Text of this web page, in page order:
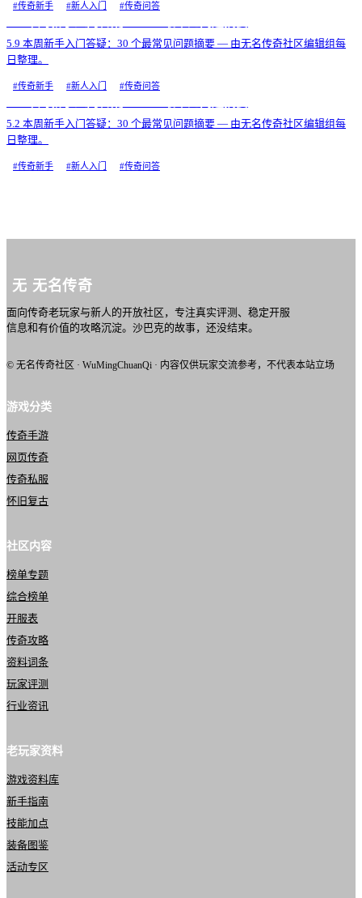
#传奇新手 #新人入门 #传奇问答
5.9 本周新手入门答疑：30 个最常见问题摘要 — 由无名传奇社区编辑组每
日整理。
#传奇新手 #新人入门 #传奇问答
5.2 本周新手入门答疑：30 个最常见问题摘要 — 由无名传奇社区编辑组每
日整理。
#传奇新手 #新人入门 #传奇问答
无 无名传奇
面向传奇老玩家与新人的开放社区，专注真实评测、稳定开服
信息和有价值的攻略沉淀。沙巴克的故事，还没结束。
© 无名传奇社区 · WuMingChuanQi · 内容仅供玩家交流参考，不代表本站立场
游戏分类
传奇手游
网页传奇
传奇私服
怀旧复古
社区内容
榜单专题
综合榜单
开服表
传奇攻略
资料词条
玩家评测
行业资讯
老玩家资料
游戏资料库
新手指南
技能加点
装备图鉴
活动专区